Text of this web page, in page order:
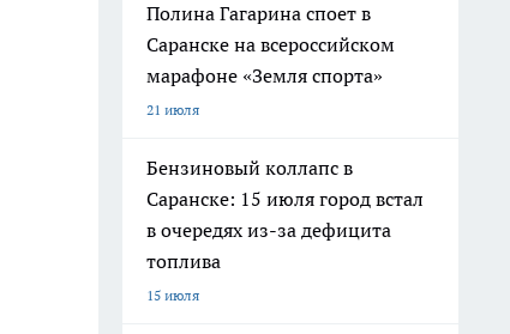
Полина Гагарина споет в
Саранске на всероссийском
марафоне «Земля спорта»
21 июля
Бензиновый коллапс в
Саранске: 15 июля город встал
в очередях из-за дефицита
топлива
15 июля